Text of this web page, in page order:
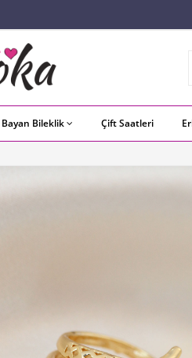
Bayan Bileklik Çift Saatleri